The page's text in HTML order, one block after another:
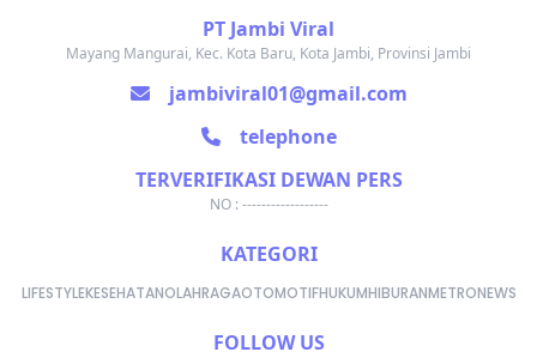
PT Jambi Viral
Mayang Mangurai, Kec. Kota Baru, Kota Jambi, Provinsi Jambi
jambiviral01@gmail.com
telephone
TERVERIFIKASI DEWAN PERS
NO : ------------------
KATEGORI
LIFESTYLEKESEHATANOLAHRAGAOTOMOTIFHUKUMHIBURANMETRONEWS
FOLLOW US